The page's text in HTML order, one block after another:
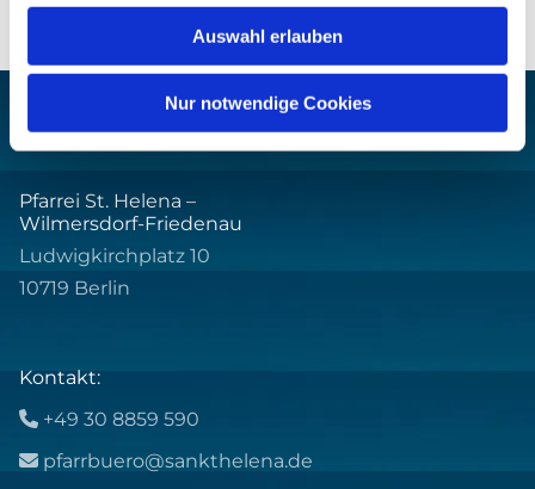
Auswahl erlauben
Nur notwendige Cookies
Pfarrei St. Helena –
Wilmersdorf-Friedenau
Ludwigkirchplatz 10
10719 Berlin
Kontakt:
 +49 30 8859 590
 pfarrbuero@sankthelena.de